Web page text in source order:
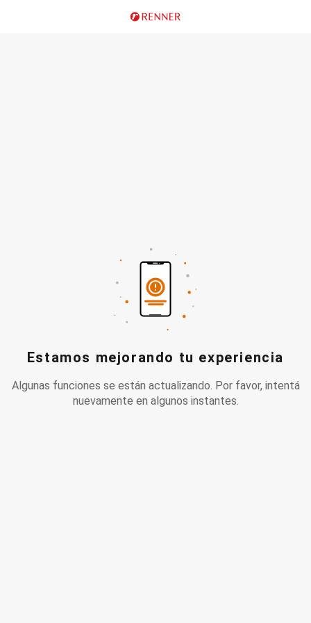
Estamos mejorando tu experiencia
Algunas funciones se están actualizando. Por favor, intentá
nuevamente en algunos instantes.